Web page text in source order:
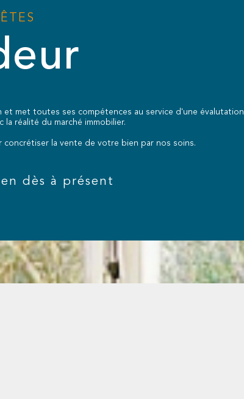
ÊTES
met toutes ses compétences au service d'une évalutation
la réalité du marché immobilier.
la vente de votre bien par nos soins.
dès à présent